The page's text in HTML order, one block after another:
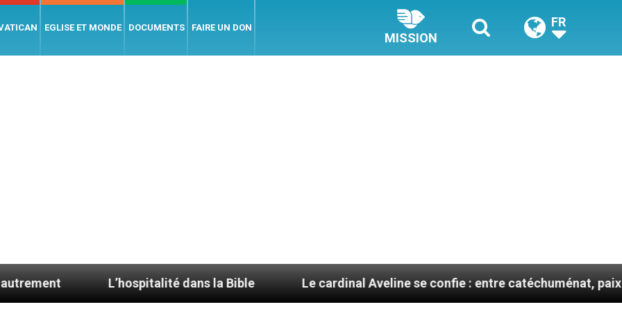
EGLISE ET MONDE DOCUMENTS FAIRE UN DON
MISSION
FR
L’hospitalité dans la Bible Le cardinal Aveline se confie : entre catéchuménat, paix et défis